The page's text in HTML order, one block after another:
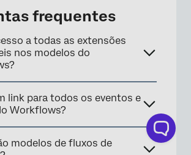
frequentes
a todas as extensões
nos modelos do
link para todos os eventos e
Workflows?
modelos de fluxos de